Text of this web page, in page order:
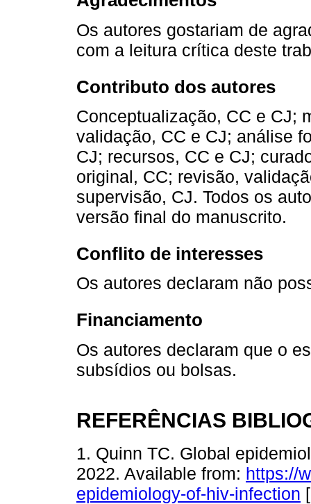
Os autores gostariam de
com a leitura crítica deste
Contributo dos autores
Conceptualização, CC e CJ;
validação, CC e CJ; análise
CJ; recursos, CC e CJ;
original, CC; revisão,
supervisão, CJ. Todos os
versão final do manuscrito.
Conflito de interesses
Os autores declaram não
Financiamento
Os autores declaram que o
subsídios ou bolsas.
REFERÊNCIAS
1. Quinn TC. Global
2022. Available from: https://
epidemiology-of-hiv-infection